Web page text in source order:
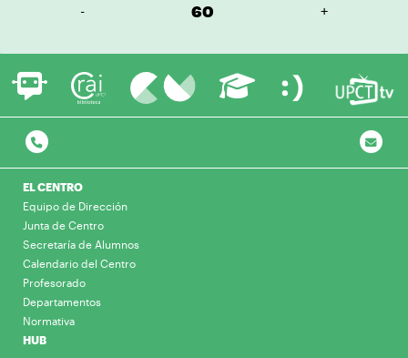
- 60 +
EL CENTRO
Equipo de Dirección
Junta de Centro
Secretaría de Alumnos
Calendario del Centro
Profesorado
Departamentos
Normativa
HUB